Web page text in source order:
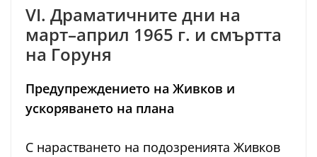
VI. Драматичните дни на
март–април 1965 г. и смъртта
на Горуня
Предупреждението на Живков и
ускоряването на плана
С нарастването на подозренията Живков